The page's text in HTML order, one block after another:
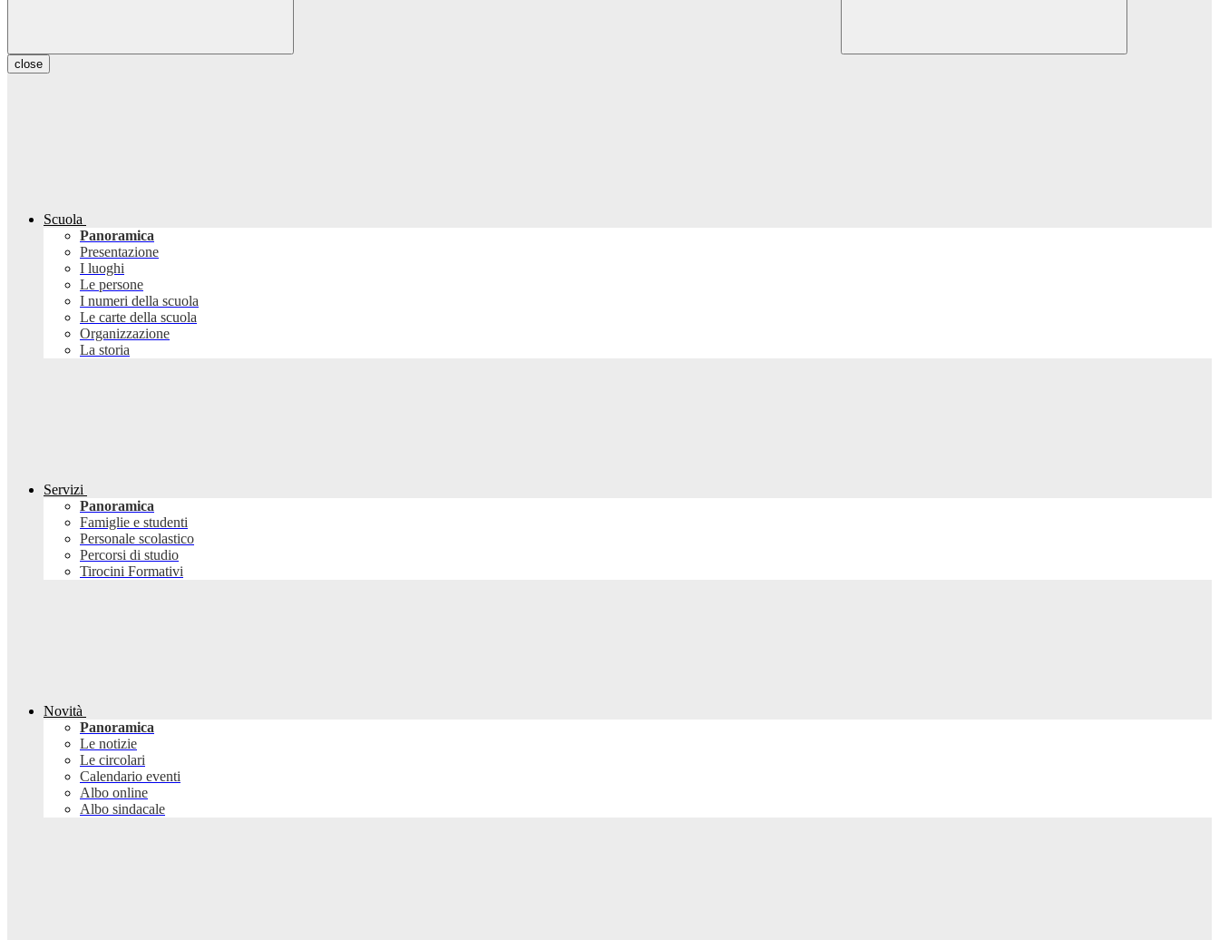
close
Scuola
Panoramica
Presentazione
I luoghi
Le persone
I numeri della scuola
Le carte della scuola
Organizzazione
La storia
Servizi
Panoramica
Famiglie e studenti
Personale scolastico
Percorsi di studio
Tirocini Formativi
Novità
Panoramica
Le notizie
Le circolari
Calendario eventi
Albo online
Albo sindacale